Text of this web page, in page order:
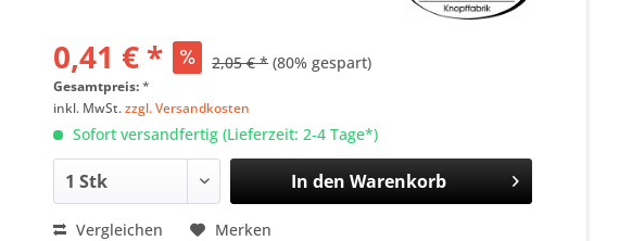
0,41 € * 2,05 € * (80% gespart)
Gesamtpreis:*
inkl. MwSt.zzgl. Versandkosten
Sofort versandfertig (Lieferzeit: 2-4 Tage*)
In den Warenkorb
Vergleichen Merken